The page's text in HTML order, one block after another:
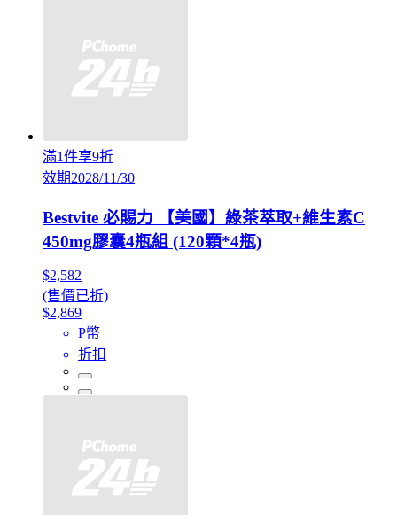
滿1件享9折
效期2028/11/30
Bestvite 必賜力 【美國】綠茶萃取+維生素C
450mg膠囊4瓶組 (120顆*4瓶)
$2,582
(售價已折)
$2,869
P幣
折扣